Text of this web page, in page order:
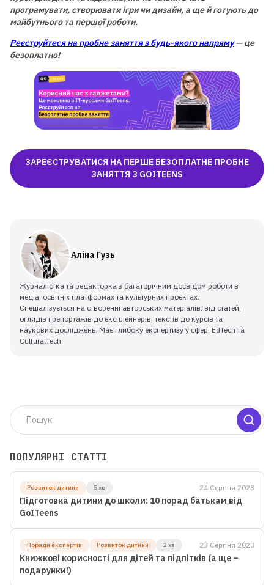
програмувати, створювати ігри чи дизайн, а ще й готують до
майбутнього та першої роботи.
Реєструйтеся на пробне заняття з будь-якого напряму— це
безоплатно!
ЗАРЕЄСТРУВАТИСЯ НА ПЕРШЕ БЕЗОПЛАТНЕ ПРОБНЕ
ЗАНЯТТЯ З GOITEENS
Аліна Гузь
Журналістка та редакторка з багаторічним досвідом роботи в
медіа, освітніх платформах та культурних проєктах.
Спеціалізується на створенні авторських матеріалів: від статей,
оглядів і репортажів до експлейнерів, текстів до курсів та
наукових досліджень. Має глибоку експертизу у сфері EdTech та
CulturalTech.
ПОПУЛЯРНІ СТАТТІ
Розвиток дитини 5 хв 24 Серпня 2023
Підготовка дитини до школи: 10 порад батькам від
GoITeens
Поради експертів Розвиток дитини 2 хв 23 Серпня 2023
Книжкові корисності для дітей та підлітків (а ще –
подарунки!)
ЛІТНЯ МАЙСТЕРНЯ GOITEENS
ЗАМІСТЬ ЛІТА В ТЕЛЕФОНІ
— 8+ ГОТОВИХ РОБІТ ЗА 4
ТИЖНІ